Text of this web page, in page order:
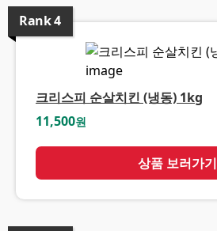
Rank4
크리스피 순살치킨 (냉동) 1kg
11,500원
상품 보러가기